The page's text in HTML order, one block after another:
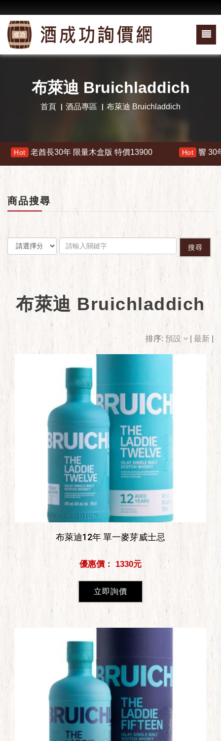
布萊迪 Bruichladdich
首頁 酒品專區 布萊迪 Bruichladdich
長30年 限量木盒版 特價13900 Hot 響 30年 特價
商品搜尋
搜尋
布萊迪 Bruichladdich
排序: 預設 最新
布萊迪12年 單一麥芽威士忌
優惠價： 1330元
立即詢價